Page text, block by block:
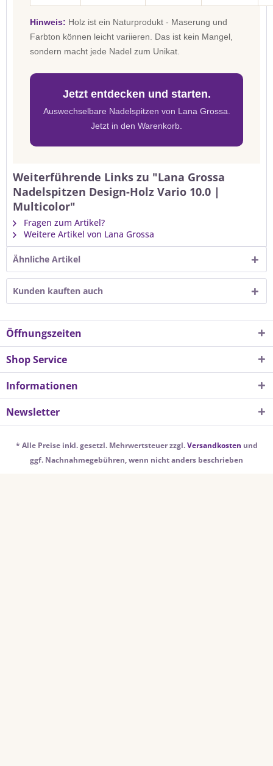
Hinweis: Holz ist ein Naturprodukt - Maserung und
Farbton können leicht variieren. Das ist kein Mangel,
sondern macht jede Nadel zum Unikat.
Jetzt entdecken und starten.
Auswechselbare Nadelspitzen von Lana Grossa.
Jetzt in den Warenkorb.
Weiterführende Links zu "Lana Grossa
Nadelspitzen Design-Holz Vario 10.0 |
Multicolor"
Fragen zum Artikel?
Weitere Artikel von Lana Grossa
Ähnliche Artikel
Kunden kauften auch
Öffnungszeiten
Shop Service
Informationen
Newsletter
* Alle Preise inkl. gesetzl. Mehrwertsteuer zzgl.Versandkosten und
ggf. Nachnahmegebühren, wenn nicht anders beschrieben